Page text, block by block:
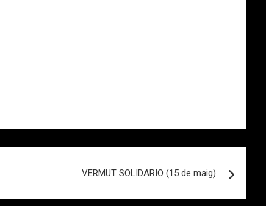
VERMUT SOLIDARIO (15 de maig)